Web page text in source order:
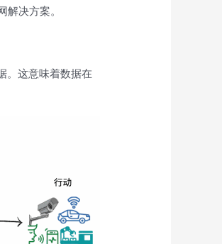
决方案。
。这意味着数据在